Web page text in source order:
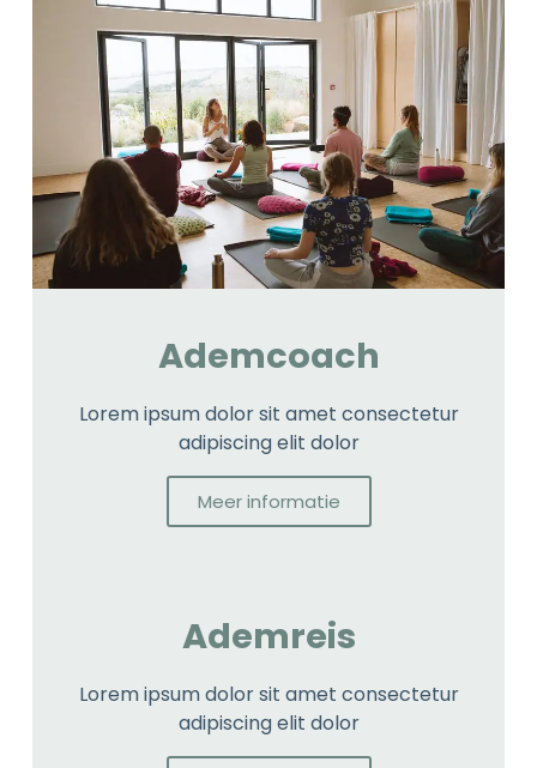
Ademcoach
Lorem ipsum dolor sit amet consectetur
adipiscing elit dolor
Meer informatie
Ademreis
Lorem ipsum dolor sit amet consectetur
adipiscing elit dolor